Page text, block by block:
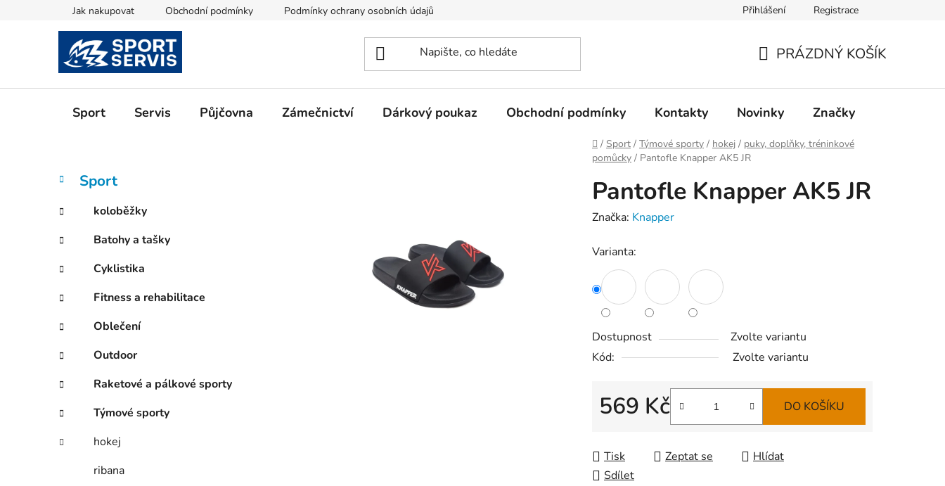
Jak nakupovat Obchodní podmínky Podmínky ochrany osobních údajů Přihlášení Registrace
KOŠÍK
PRÁZDNÝ KOŠÍK
Sport Servis Půjčovna Zámečnictví Dárkový poukaz Obchodní podmínky Kontakty Novinky Značky
Domů
/ Sport / Týmové sporty / hokej / puky, doplňky, tréninkové
pomůcky / Pantofle Knapper AK5 JR
P
s
r
a
n
í
p
a
e
l
Přeskočit
kategorie
K
a
e
g
o
r
e
Sport
koloběžky
Batohy a tašky
Cyklistika
Fitness a rehabilitace
Oblečení
Outdoor
Raketové a pálkové sporty
Týmové sporty
hokej
ribana
Pantofle Knapper AK5 JR
Značka: Knapper
Varianta:
Dostupnost
Zvolte variantu
Kód:
Zvolte variantu
569 Kč DO KOŠÍKU
Tisk Zeptat se
Hlídat
Sdílet